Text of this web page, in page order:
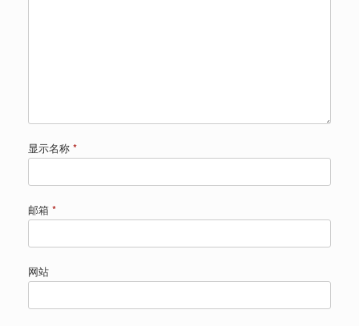
显示名称 *
邮箱 *
网站